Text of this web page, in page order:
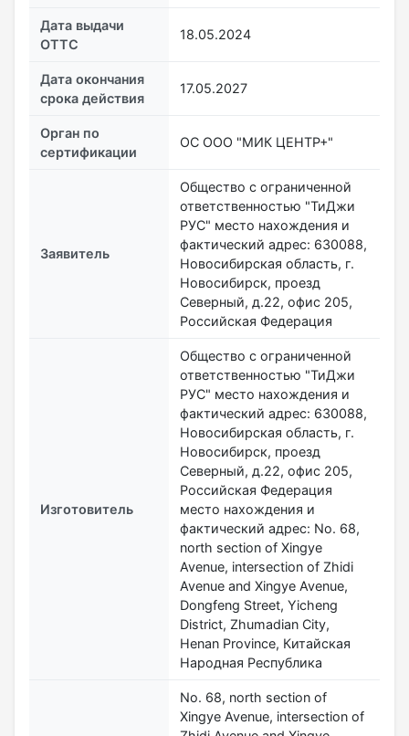
Дата выдачи
ОТТС
18.05.2024
Дата окончания
срока действия
17.05.2027
Орган по
сертификации
ОС ООО "МИК ЦЕНТР+"
Заявитель
Общество с ограниченной
ответственностью "ТиДжи
РУС" место нахождения и
фактический адрес: 630088,
Новосибирская область, г.
Новосибирск, проезд
Северный, д.22, офис 205,
Российская Федерация
Изготовитель
Общество с ограниченной
ответственностью "ТиДжи
РУС" место нахождения и
фактический адрес: 630088,
Новосибирская область, г.
Новосибирск, проезд
Северный, д.22, офис 205,
Российская Федерация
место нахождения и
фактический адрес: No. 68,
north section of Xingye
Avenue, intersection of Zhidi
Avenue and Xingye Avenue,
Dongfeng Street, Yicheng
District, Zhumadian City,
Henan Province, Китайская
Народная Республика
No. 68, north section of
Xingye Avenue, intersection of